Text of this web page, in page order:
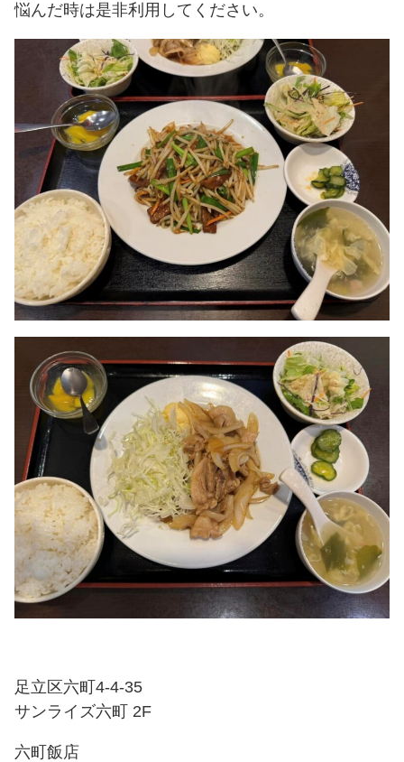
悩んだ時は是非利用してください。
足立区六町4-4-35
サンライズ六町 2F
六町飯店